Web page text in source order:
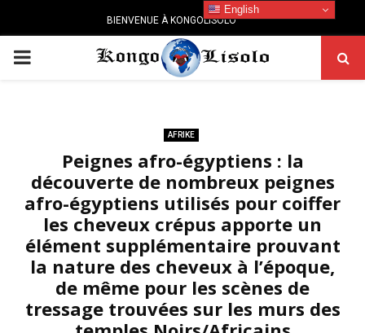
BIENVENUE À KONGOLISOLO
PRIMARY
AFRIKE
Peignes afro-égyptiens : la
découverte de nombreux peignes
afro-égyptiens utilisés pour coiffer
les cheveux crépus apporte un
élément supplémentaire prouvant
la nature des cheveux à l’époque,
de même pour les scènes de
tressage trouvées sur les murs des
English